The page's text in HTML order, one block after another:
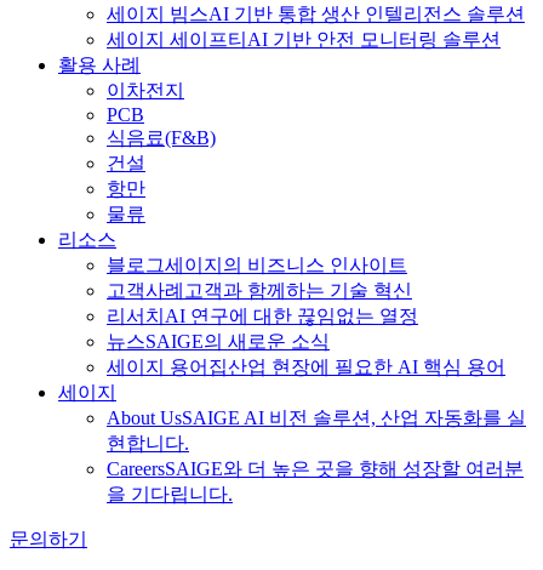
세이지 빔스AI 기반 통합 생산 인텔리전스 솔루션
세이지 세이프티 AI 기반 안전 모니터링 솔루션
활용 사례
이차전지
PCB
식음료(F&B)
건설
항만
물류
리소스
블로그세이지의 비즈니스 인사이트
고객사례 고객과 함께하는 기술 혁신
리서치 AI 연구에 대한 끊임없는 열정
뉴스SAIGE의 새로운 소식
세이지 용어집산업 현장에 필요한 AI 핵심 용어
세이지
About UsSAIGE AI 비전 솔루션, 산업 자동화를 실
현합니다.
CareersSAIGE와 더 높은 곳을 향해 성장할 여러분
을 기다립니다.
문의하기